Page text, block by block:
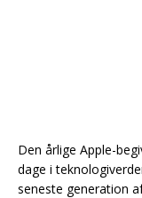
Den årlige Apple-
dage i
seneste generation